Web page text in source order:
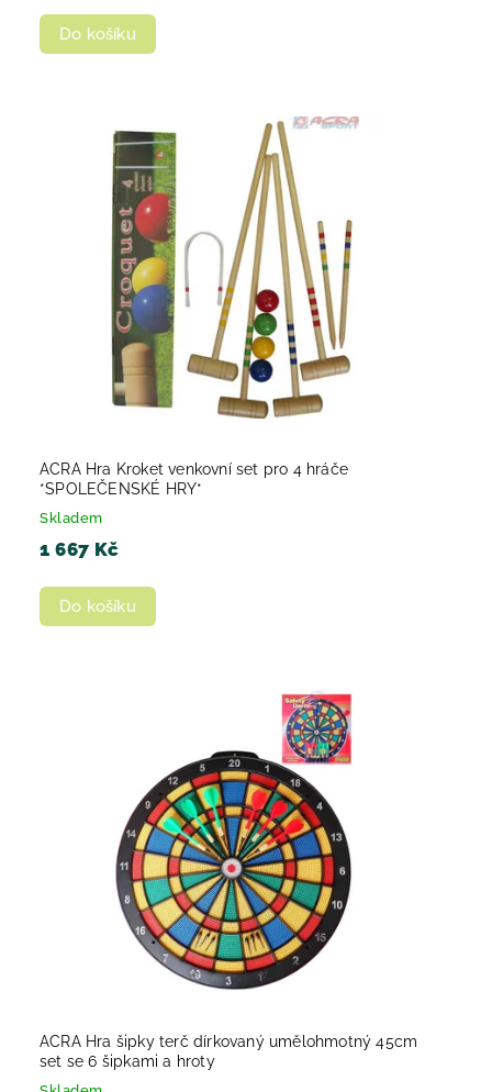
Do košíku
ACRA Hra Kroket venkovní set pro 4 hráče
*SPOLEČENSKÉ HRY*
Skladem
1 667 Kč
Do košíku
ACRA Hra šipky terč dírkovaný umělohmotný 45cm
set se 6 šipkami a hroty